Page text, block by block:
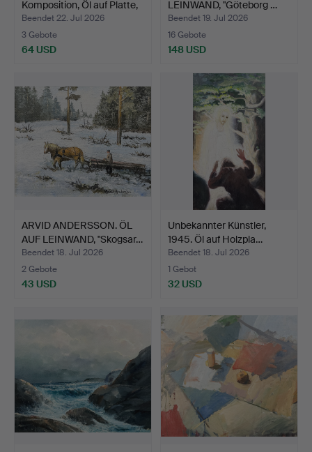
Komposition, Öl auf Platte,
si…
Beendet 22. Jul 2026
3 Gebote
64 USD
LEINWAND, "Göteborg …
Beendet 19. Jul 2026
16 Gebote
148 USD
ARVID ANDERSSON. ÖL
AUF LEINWAND, "Skogsar…
Beendet 18. Jul 2026
2 Gebote
43 USD
Unbekannter Künstler,
1945. Öl auf Holzpla…
Beendet 18. Jul 2026
1 Gebot
32 USD